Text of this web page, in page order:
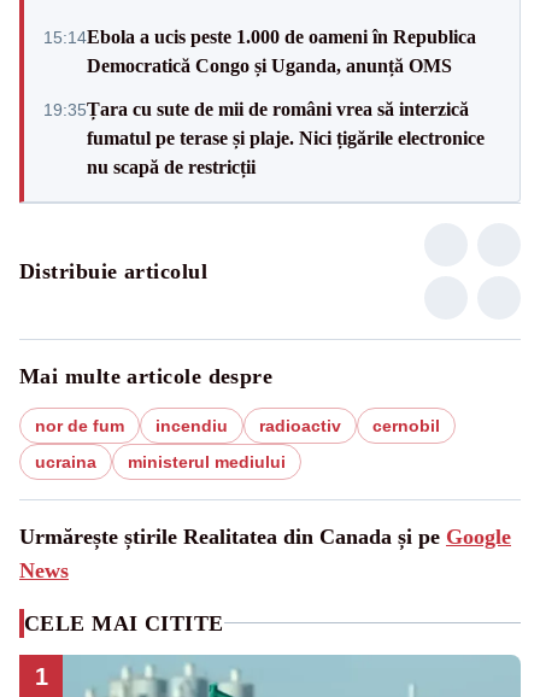
15:14Ebola a ucis peste 1.000 de oameni în Republica
Democratică Congo și Uganda, anunță OMS
19:35Țara cu sute de mii de români vrea să interzică
fumatul pe terase și plaje. Nici țigările electronice
nu scapă de restricții
Distribuie articolul
Mai multe articole despre
nor de fum incendiu radioactiv
cernobil
ucraina
ministerul mediului
Urmărește știrile Realitatea din Canada și pe Google
News
CELE MAI CITITE
1